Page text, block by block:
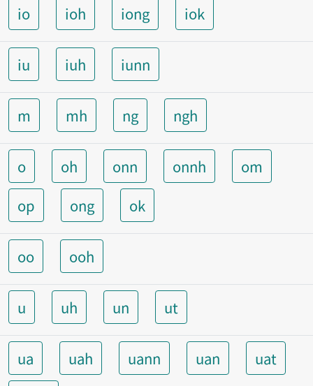
io ioh iong iok
iu iuh iunn
m mh ng ngh
o oh onn onnh
om
op
ong ok
oo ooh
u uh un ut
ua uah uann uan
uat